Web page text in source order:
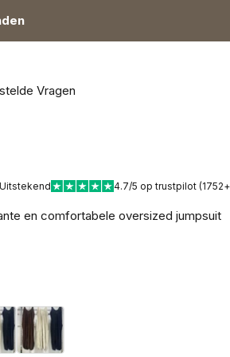
Vragen
Uitstekend 4.7/5 op trustpilot
en comfortabele oversized jumpsuit
Zwart